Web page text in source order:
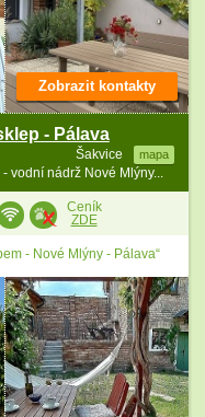
- Pálava
Šakvice mapa
nádrž Nové Mlýny...
Zobrazit kontakty
Ceník
ZDE
- Nové Mlýny - Pálava“